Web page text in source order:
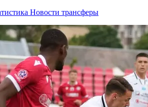
Новости трансферы